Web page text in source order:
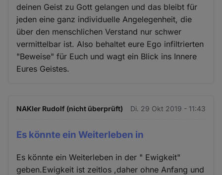
deinen Geist zu Gott gelangen und das bleibt für
jeden eine ganz individuelle Angelegenheit, die
über den menschlichen Verstand nur schwer
vermittelbar ist. Also behaltet eure Ego infiltrierten
"Beweise" für Euch und wagt ein Blick ins Innere
Eures Geistes.
NAKler Rudolf (nicht überprüft) Di. 29 Okt 2019 - 11:43
Es könnte ein Weiterleben in
Es könnte ein Weiterleben in der " Ewigkeit"
geben.Ewigkeit ist zeitlos ,daher ohne Anfang und